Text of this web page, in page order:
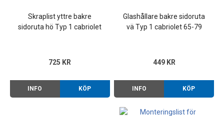
Skraplist yttre bakre
sidoruta hö Typ 1 cabriolet
725 KR
INFO KÖP
Glashållare bakre sidoruta
vä Typ 1 cabriolet 65-79
449 KR
INFO KÖP